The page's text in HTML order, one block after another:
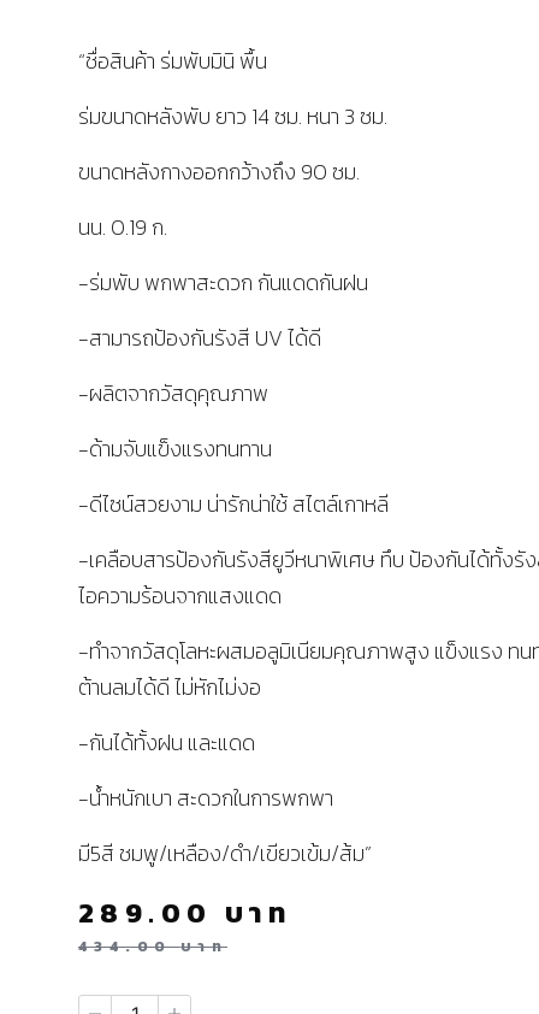
“ชื่อสินค้า ร่มพับมินิ พื้น
ร่มขนาดหลังพับ ยาว 14 ซม. หนา 3 ซม.
ขนาดหลังกางออกกว้างถึง 90 ซม.
นน. 0.19 ก.
-ร่มพับ พกพาสะดวก กันแดดกันฝน
-สามารถป้องกันรังสี UV ได้ดี
-ผลิตจากวัสดุคุณภาพ
-ด้ามจับแข็งแรงทนทาน
-ดีไซน์สวยงาม น่ารักน่าใช้ สไตล์เกาหลี
-เคลือบสารป้องกันรังสียูวีหนาพิเศษ ทึบ ป้องกันได้ทั้งรั
ไอความร้อนจากแสงแดด
-ทำจากวัสดุโลหะผสมอลูมิเนียมคุณภาพสูง แข็งแรง ทน
ต้านลมได้ดี ไม่หักไม่งอ
-กันได้ทั้งฝน และแดด
-น้ำหนักเบา สะดวกในการพกพา
มี5สี ชมพู/เหลือง/ดำ/เขียวเข้ม/ส้ม”
434.00บาท
289.00 บาท